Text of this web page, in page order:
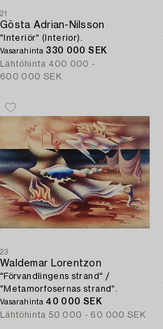
21
Gösta Adrian-Nilsson
"Interiör" (Interior).
Vasarahinta 330 000 SEK
Lähtöhinta 400 000 -
600 000 SEK
23
Waldemar Lorentzon
"Förvandlingens strand" /
"Metamorfosernas strand".
Vasarahinta 40 000 SEK
Lähtöhinta 50 000 - 60 000 SEK